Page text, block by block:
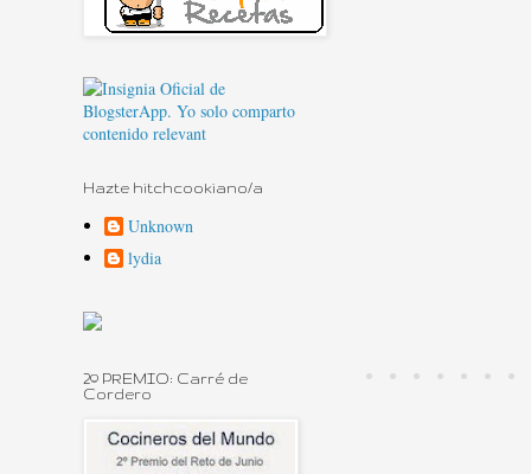
Hazte hitchcookiano/a
Unknown
lydia
2º PREMIO: Carré de
Cordero